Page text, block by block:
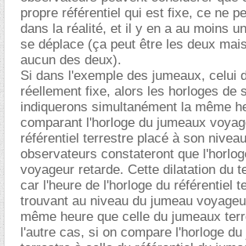
propre référentiel qui est fixe, ce ne
dans la réalité, et il y en a au moins
se déplace (ça peut être les deux
aucun des deux).
Si dans l'exemple des jumeaux, celui
réellement fixe, alors les horloges de
indiquerons simultanément la même
comparant l'horloge du jumeaux
référentiel terrestre placé à son
observateurs constateront que
voyageur retarde. Cette dilatation du
car l'heure de l'horloge du référentiel
trouvant au niveau du jumeau
même heure que celle du jumeaux
l'autre cas, si on compare l'horloge du